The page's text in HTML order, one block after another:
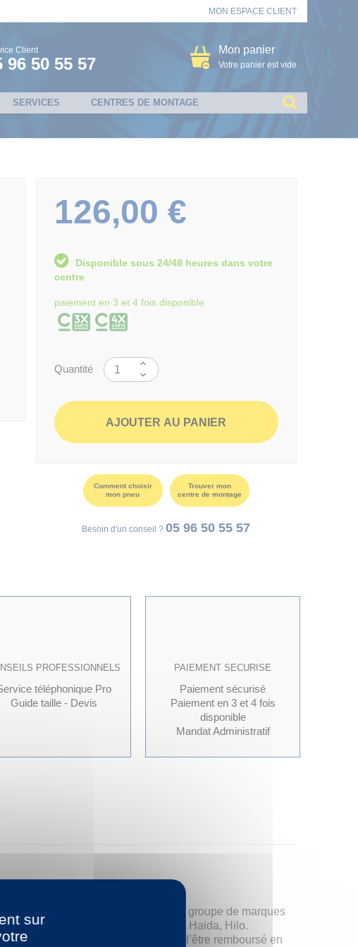
MON ESPACE CLIENT
Client
96 50 55 57
Mon panier
Votre panier est vide
SERVICES CENTRES DE MONTAGE
126,00 €
Disponible sous 24/48 heures dans votre
centre
paiement en 3 et 4 fois disponible
Quantité
AJOUTER AU PANIER
Comment choisir
mon pneu
Trouver mon
centre de montage
Besoin d'un conseil ?05 96 50 55 57
PROFESSIONNELS
téléphonique Pro
Guide taille - Devis
PAIEMENT SECURISE
Paiement sécurisé
Paiement en 3 et 4 fois
disponible
Mandat Administratif
une marque en particulier, mais un groupe de marques
Royal Black, Cachland, Ling Long, Haida, Hilo.
de vente* vous permettent d’être remboursé en
sur